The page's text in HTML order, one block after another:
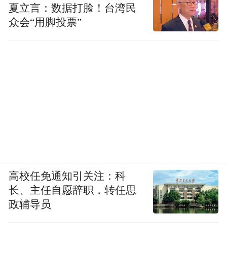
夏立言：数据打脸！台湾民
众会“用脚投票”
高校任免通知引关注：科
长、主任自愿辞职，转任思
政辅导员